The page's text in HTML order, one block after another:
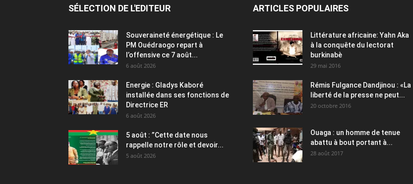
SÉLECTION DE L'EDITEUR
Souveraineté énergétique : Le
PM Ouédraogo repart à
l’offensive ce 7 août...
6 août 2026
Energie : Gladys Kaboré
installée dans ses fonctions de
Directrice ER
6 août 2026
5 août : ”Cette date nous
rappelle notre rôle et devoir...
5 août 2026
ARTICLES POPULAIRES
Littérature africaine: Yahn Aka
à la conquête du lectorat
burkinabè
29 mai 2016
Rémis Fulgance Dandjinou : «La
liberté de la presse ne peut...
20 octobre 2016
Ouaga : un homme de tenue
abattu à bout portant à...
28 août 2017